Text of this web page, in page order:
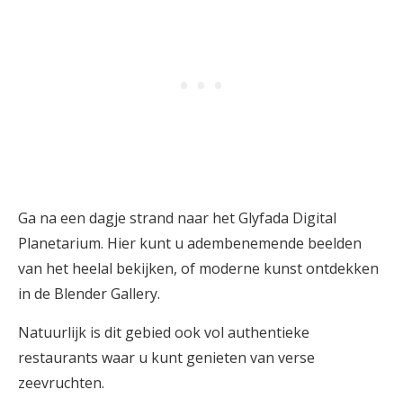
Ga na een dagje strand naar het Glyfada Digital
Planetarium. Hier kunt u adembenemende beelden
van het heelal bekijken, of moderne kunst ontdekken
in de Blender Gallery.
Natuurlijk is dit gebied ook vol authentieke
restaurants waar u kunt genieten van verse
zeevruchten.